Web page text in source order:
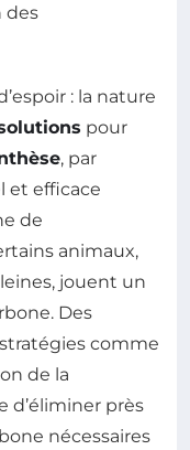
des
: la nature
pour
, par
et efficace
de
animaux,
jouent un
Des
comme
de la
près
nécessaires